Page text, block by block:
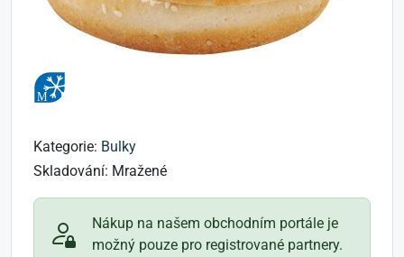
Kategorie: Bulky
Skladování: Mražené
Nákup na našem obchodním portále je
možný pouze pro registrované partnery.